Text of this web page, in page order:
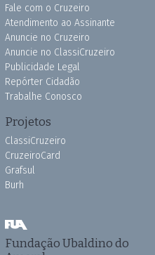
Fale com o Cruzeiro
Atendimento ao Assinante
Anuncie no Cruzeiro
Anuncie no ClassiCruzeiro
Publicidade Legal
Repórter Cidadão
Trabalhe Conosco
Projetos
ClassiCruzeiro
CruzeiroCard
Grafsul
Burh
Fundação Ubaldino do